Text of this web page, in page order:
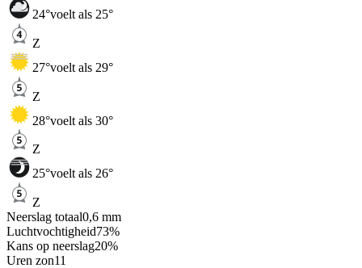
24°voelt als 25°
Z
27°voelt als 29°
Z
28°voelt als 30°
Z
25°voelt als 26°
Z
Neerslag totaal0,6 mm
Luchtvochtigheid73%
Kans op neerslag20%
Uren zon11